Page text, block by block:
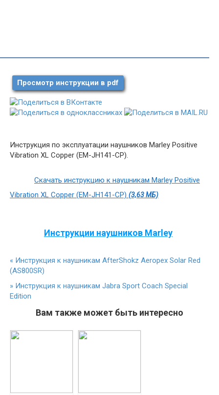
Просмотр инструкции в pdf
Инструкция по эксплуатации наушников Marley Positive
Vibration XL Copper (EM-JH141-CP).
Скачать инструкцию к наушникам Marley Positive
Vibration XL Copper (EM-JH141-CP) (3,63 МБ)
Инструкции наушников Marley
« Инструкция к наушникам AfterShokz Aeropex Solar Red
(AS800SR)
» Инструкция к наушникам Jabra Sport Coach Special
Edition
Вам также может быть интересно